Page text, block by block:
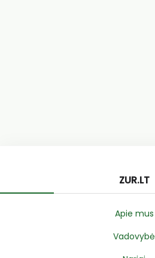
ZUR.LT
Apie mus
Vadovybė